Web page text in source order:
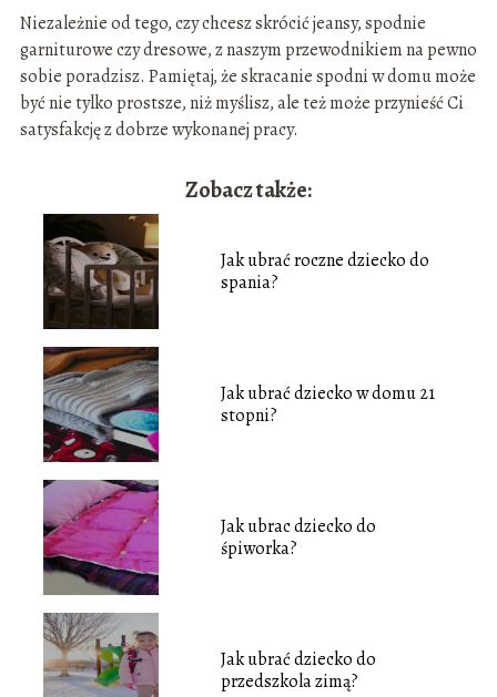
Niezależnie od tego, czy chcesz skrócić jeansy, spodnie
garniturowe czy dresowe, z naszym przewodnikiem na pewno
sobie poradzisz. Pamiętaj, że skracanie spodni w domu może
być nie tylko prostsze, niż myślisz, ale też może przynieść Ci
satysfakcję z dobrze wykonanej pracy.
Zobacz także:
Jak ubrać roczne dziecko do
spania?
Jak ubrać dziecko w domu 21
stopni?
Jak ubrac dziecko do
śpiworka?
Jak ubrać dziecko do
przedszkola zimą?